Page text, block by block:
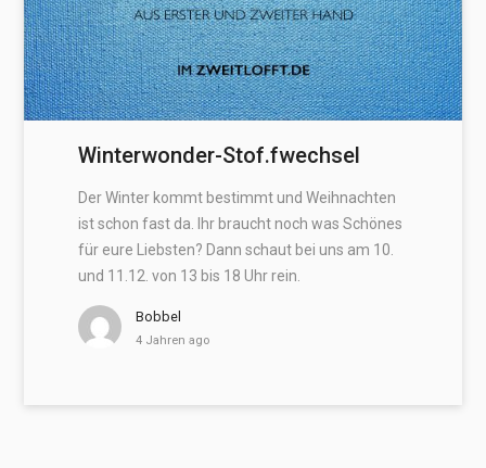
Winterwonder-Stof.fwechsel
Der Winter kommt bestimmt und Weihnachten
ist schon fast da. Ihr braucht noch was Schönes
für eure Liebsten? Dann schaut bei uns am 10.
und 11.12. von 13 bis 18 Uhr rein.
Bobbel
4 Jahren ago